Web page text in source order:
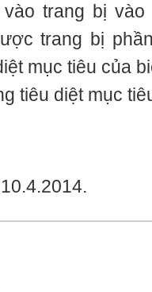
trang bị
trang bị
mục tiêu của
tiêu diệt mục